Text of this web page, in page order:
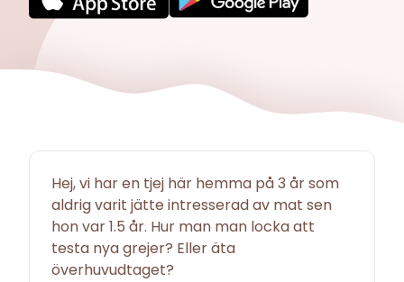
Hej, vi har en tjej här hemma på 3 år som
aldrig varit jätte intresserad av mat sen
hon var 1.5 år. Hur man man locka att
testa nya grejer? Eller äta
överhuvudtaget?